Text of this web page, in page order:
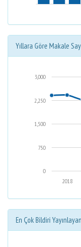
Yıllara Göre Makale
0
750
1,500
2,250
3,000
2018
En Çok Bildiri